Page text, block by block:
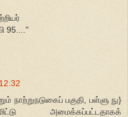
95...."
நாற்றுநடுகைப் பகுதி, பள்ளு நு}
அமைக்கப்பட்டதாகக்